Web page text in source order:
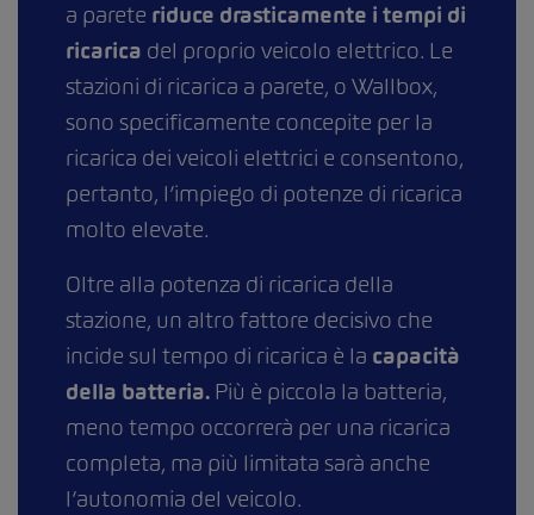
a parete riduce drasticamente i tempi di
ricarica del proprio veicolo elettrico. Le
stazioni di ricarica a parete, o Wallbox,
sono specificamente concepite per la
ricarica dei veicoli elettrici e consentono,
pertanto, l’impiego di potenze di ricarica
molto elevate.
Oltre alla potenza di ricarica della
stazione, un altro fattore decisivo che
incide sul tempo di ricarica è la capacità
della batteria. Più è piccola la batteria,
meno tempo occorrerà per una ricarica
completa, ma più limitata sarà anche
l’autonomia del veicolo.